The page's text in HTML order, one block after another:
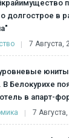
долгострое в
7 Августа,
юниты
В Белокурихе
в апарт-
7